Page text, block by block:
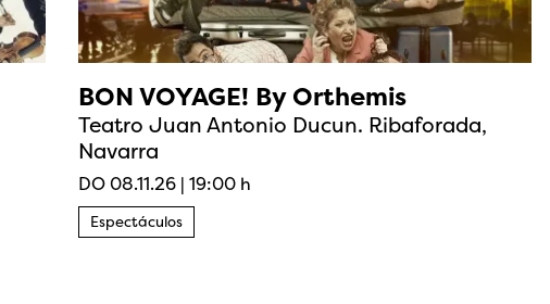
BON VOYAGE! By Orthemis
Teatro Juan Antonio Ducun. Ribaforada,
Navarra
DO 08.11.26 |19:00 h
Espectáculos